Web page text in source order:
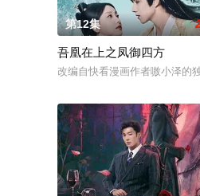
第12集
吾凰在上之凤御四方
改编自快看漫画作者嗷小泽的